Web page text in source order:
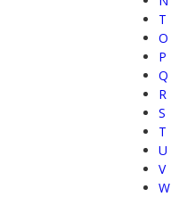
T
O
P
Q
R
S
T
U
V
W